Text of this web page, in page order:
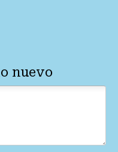
nuevo